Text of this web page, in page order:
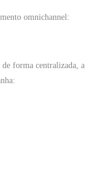
omnichannel:
forma centralizada, a